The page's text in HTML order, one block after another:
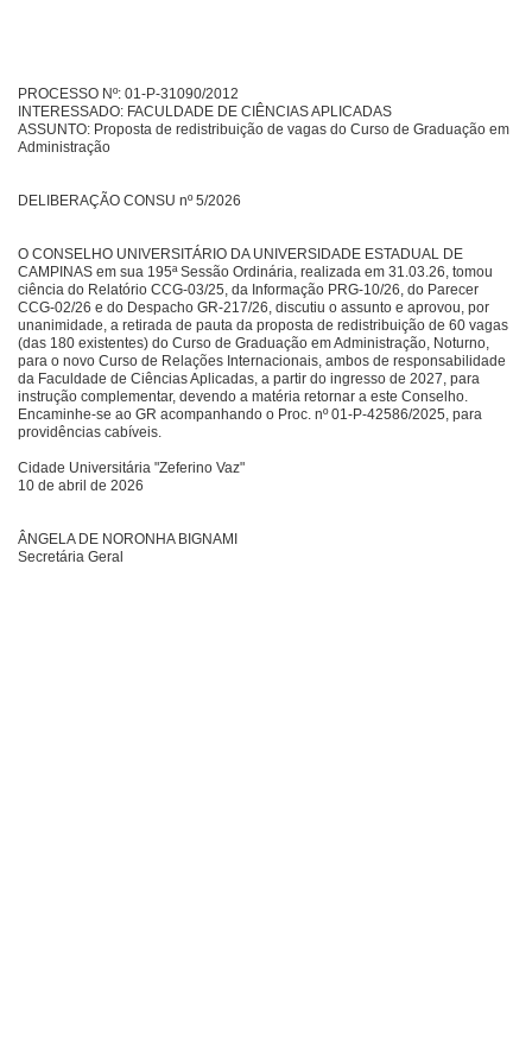
PROCESSO Nº: 01-P-31090/2012
INTERESSADO: FACULDADE DE CIÊNCIAS APLICADAS
ASSUNTO: Proposta de redistribuição de vagas do Curso de Graduação em
Administração
DELIBERAÇÃO CONSU nº 5/2026
O CONSELHO UNIVERSITÁRIO DA UNIVERSIDADE ESTADUAL DE
CAMPINAS em sua 195ª Sessão Ordinária, realizada em 31.03.26, tomou
ciência do Relatório CCG-03/25, da Informação PRG-10/26, do Parecer
CCG-02/26 e do Despacho GR-217/26, discutiu o assunto e aprovou, por
unanimidade, a retirada de pauta da proposta de redistribuição de 60 vagas
(das 180 existentes) do Curso de Graduação em Administração, Noturno,
para o novo Curso de Relações Internacionais, ambos de responsabilidade
da Faculdade de Ciências Aplicadas, a partir do ingresso de 2027, para
instrução complementar, devendo a matéria retornar a este Conselho.
Encaminhe-se ao GR acompanhando o Proc. nº 01-P-42586/2025, para
providências cabíveis.
Cidade Universitária "Zeferino Vaz"
10 de abril de 2026
ÂNGELA DE NORONHA BIGNAMI
Secretária Geral